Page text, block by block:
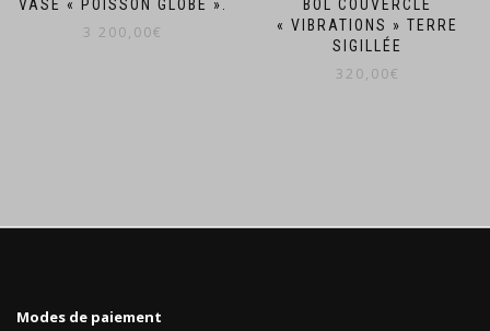
VASE « POISSON GLOBE ».
3 200,00€
BOL COUVERCLE
« VIBRATIONS » TERRE
SIGILLÉE
320,00€
Modes de paiement